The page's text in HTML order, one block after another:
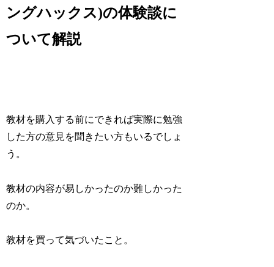
ングハックス)の体験談に
ついて解説
教材を購入する前にできれば実際に勉強
した方の意見を聞きたい方もいるでしょ
う。
教材の内容が易しかったのか難しかった
のか。
教材を買って気づいたこと。